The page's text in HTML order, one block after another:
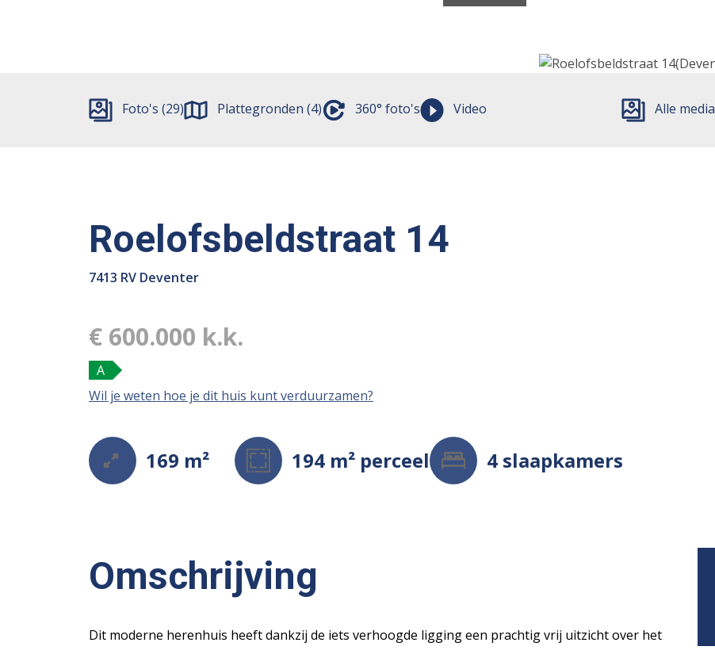
Foto's (29) Plattegronden (4) 360° foto's Video Alle media
Roelofsbeldstraat 14
7413 RV Deventer
€ 600.000 k.k.
A
Wil je weten hoe je dit huis kunt verduurzamen?
169 m² 194 m² perceel 4 slaapkamers
Omschrijving
Dit moderne herenhuis heeft dankzij de iets verhoogde ligging een prachtig vrij uitzicht over het